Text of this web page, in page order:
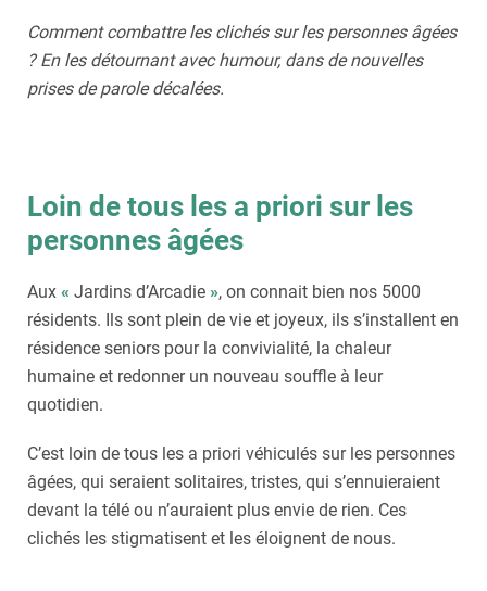
Comment combattre les clichés sur les personnes âgées
? En les détournant avec humour, dans de nouvelles
prises de parole décalées.
Loin de tous les a priori sur les
personnes âgées
Aux « Jardins d’Arcadie », on connait bien nos 5000
résidents. Ils sont plein de vie et joyeux, ils s’installent en
résidence seniors pour la convivialité, la chaleur
humaine et redonner un nouveau souffle à leur
quotidien.
C’est loin de tous les a priori véhiculés sur les personnes
âgées, qui seraient solitaires, tristes, qui s’ennuieraient
devant la télé ou n’auraient plus envie de rien. Ces
clichés les stigmatisent et les éloignent de nous.